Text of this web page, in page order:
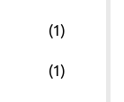
(1)
(1)